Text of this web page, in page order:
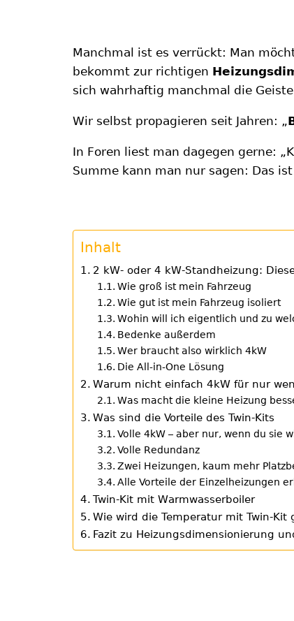
Manchmal ist es verrückt: Man
bekommt zur richtigen
sich wahrhaftig manchmal die
Wir selbst propagieren seit Jahren: „
In Foren liest man dagegen gerne:
Summe kann man nur sagen: Das
Inhalt
2 kW- oder 4 kW-Standheizung:
Wie groß ist mein Fahrzeug
Wie gut ist mein Fahrzeug isoliert
Wohin will ich eigentlich und zu
Bedenke außerdem
Wer braucht also wirklich 4kW
Die All-in-One Lösung
Warum nicht einfach 4kW für nur
Was macht die kleine Heizung
Was sind die Vorteile des Twin-Kits
Volle 4kW – aber nur, wenn du sie
Volle Redundanz
Zwei Heizungen, kaum mehr
Alle Vorteile der Einzelheizungen
Twin-Kit mit Warmwasserboiler
Wie wird die Temperatur mit Twin-Kit
Fazit zu Heizungsdimensionierung